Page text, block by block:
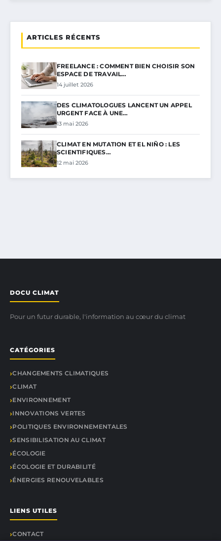
ARTICLES RÉCENTS
FREELANCE : COMMENT BIEN CHOISIR SON
ESPACE DE TRAVAIL…
14 juillet 2026
DES CLIMATOLOGUES LANCENT UN APPEL
URGENT FACE À UNE…
13 mai 2026
CLIMAT EN MUTATION ET EL NIÑO : LES
SCIENTIFIQUES…
12 mai 2026
DOCU CLIMAT
Pour un futur durable, l'information au cœur du climat
CATÉGORIES
CHANGEMENTS CLIMATIQUES
CLIMAT
ENVIRONNEMENT
INNOVATIONS VERTES
POLITIQUES ENVIRONNEMENTALES
SENSIBILISATION AU CLIMAT
ÉCOLOGIE
ÉCOLOGIE ET DURABILITÉ
ÉNERGIES RENOUVELABLES
LIENS UTILES
CONTACT